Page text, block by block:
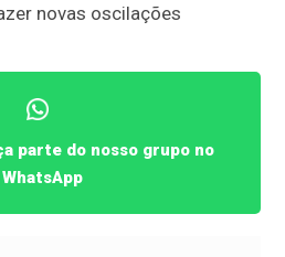
novas oscilações
parte do nosso grupo no
WhatsApp